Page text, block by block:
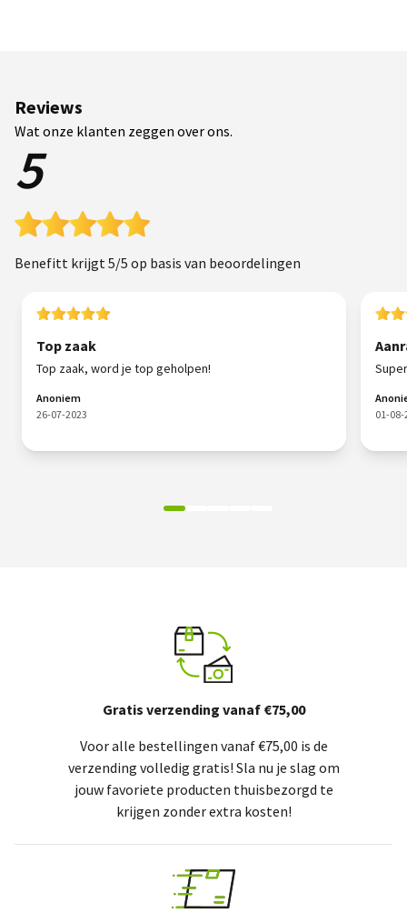
Reviews
Wat onze klanten zeggen over ons.
5
Benefitt krijgt 5/5 op basis van beoordelingen
Top zaak
Top zaak, word je top geholpen!
Anoniem
26-07-2023
01-08-
Gratis verzending vanaf €75,00
Voor alle bestellingen vanaf €75,00 is de
verzending volledig gratis! Sla nu je slag om
jouw favoriete producten thuisbezorgd te
krijgen zonder extra kosten!